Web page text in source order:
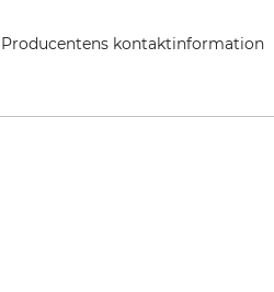
Producentens kontaktinformation